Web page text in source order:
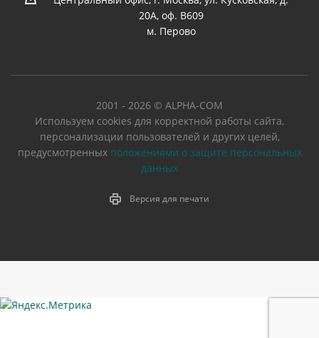
20А, оф. В609
м. Перово
2001 - 2026 © ALPHA-COM
Используем cookies для корректной работы сайта,
персонализации пользователей и других целей,
предусмотренных положениями о защите персональных
данных
Версия для печати